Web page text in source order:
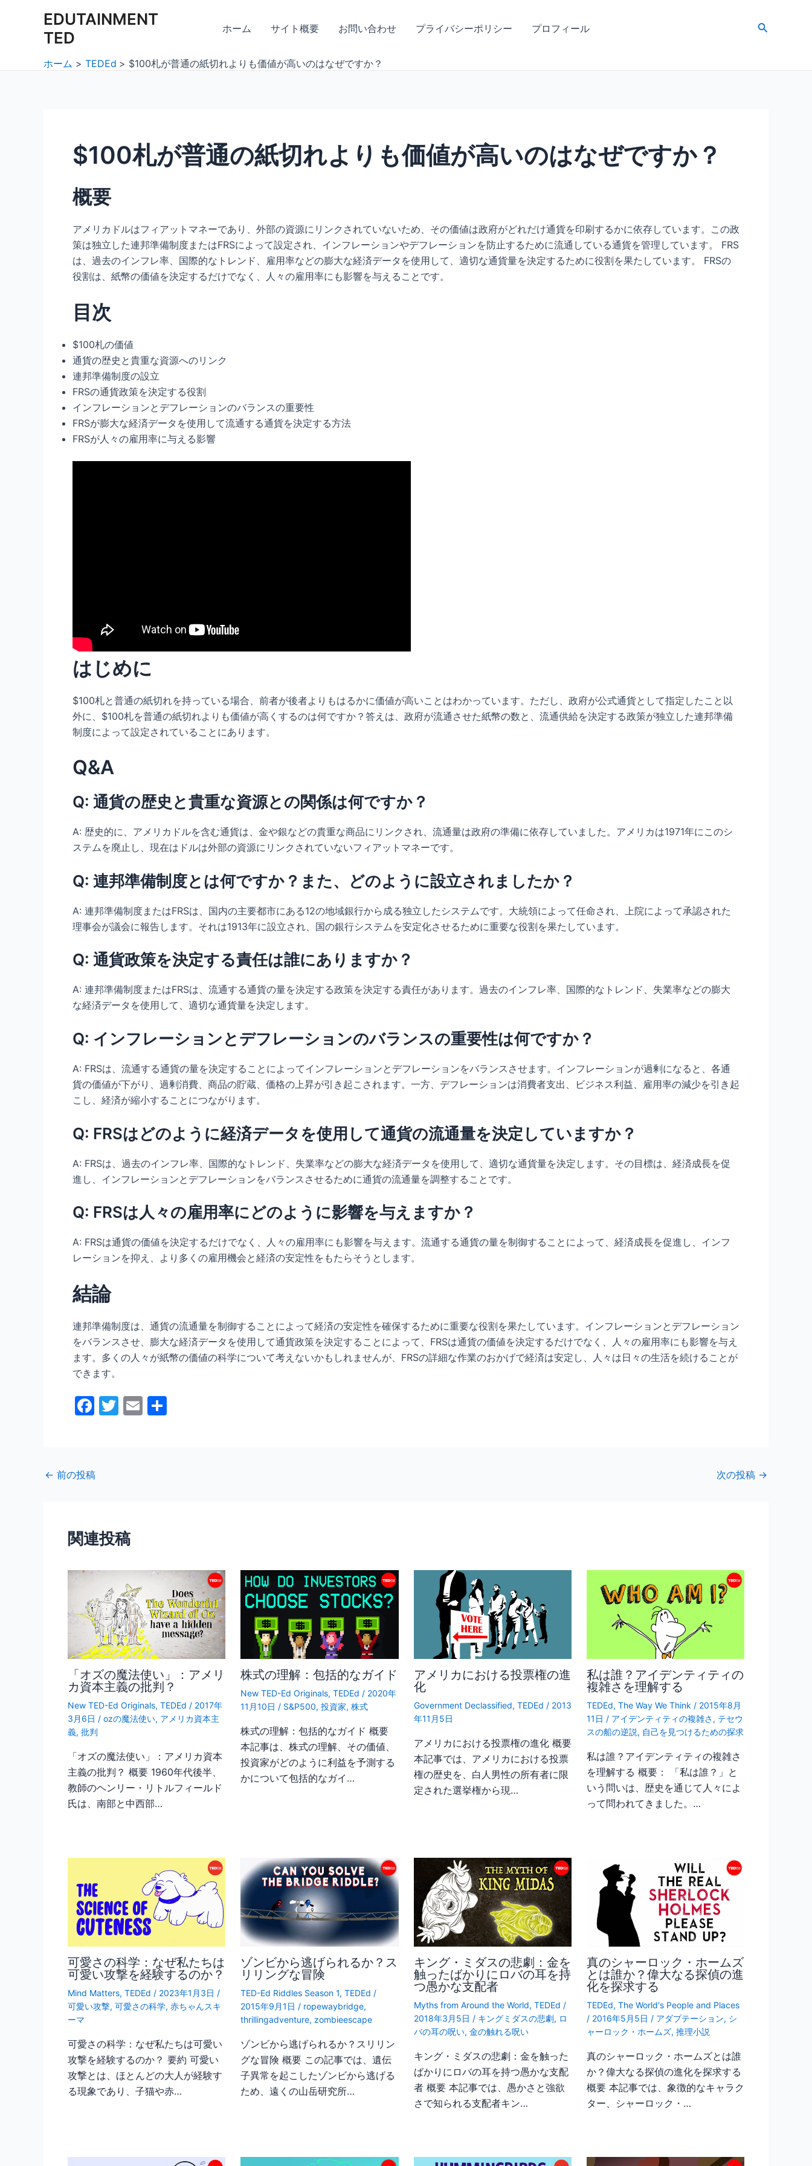
EDUTAINMENT
TED
ホーム サイト概要 お問い合わせ プライバシーポリシー プロフィール
検
ホーム TEDEd $100札が普通の紙切れよりも価値が高いのはなぜですか？
$100札が普通の紙切れよりも価値が高いのはなぜですか？
概要
アメリカドルはフィアットマネーであり、外部の資源にリンクされていないため、その価値は政府がどれだけ通貨を印刷するかに依存しています。この政
策は独立した連邦準備制度またはFRSによって設定され、インフレーションやデフレーションを防止するために流通している通貨を管理しています。 FRS
は、過去のインフレ率、国際的なトレンド、雇用率などの膨大な経済データを使用して、適切な通貨量を決定するために役割を果たしています。 FRSの
役割は、紙幣の価値を決定するだけでなく、人々の雇用率にも影響を与えることです。
目次
$100札の価値
通貨の歴史と貴重な資源へのリンク
連邦準備制度の設立
FRSの通貨政策を決定する役割
インフレーションとデフレーションのバランスの重要性
FRSが膨大な経済データを使用して流通する通貨を決定する方法
FRSが人々の雇用率に与える影響
はじめに
$100札と普通の紙切れを持っている場合、前者が後者よりもはるかに価値が高いことはわかっています。ただし、政府が公式通貨として指定したこと以
外に、$100札を普通の紙切れよりも価値が高くするのは何ですか？答えは、政府が流通させた紙幣の数と、流通供給を決定する政策が独立した連邦準備
制度によって設定されていることにあります。
Q&A
Q: 通貨の歴史と貴重な資源との関係は何ですか？
A: 歴史的に、アメリカドルを含む通貨は、金や銀などの貴重な商品にリンクされ、流通量は政府の準備に依存していました。アメリカは1971年にこのシ
ステムを廃止し、現在はドルは外部の資源にリンクされていないフィアットマネーです。
Q: 連邦準備制度とは何ですか？また、どのように設立されましたか？
A: 連邦準備制度またはFRSは、国内の主要都市にある12の地域銀行から成る独立したシステムです。大統領によって任命され、上院によって承認された
理事会が議会に報告します。それは1913年に設立され、国の銀行システムを安定化させるために重要な役割を果たしています。
Q: 通貨政策を決定する責任は誰にありますか？
A: 連邦準備制度またはFRSは、流通する通貨の量を決定する政策を決定する責任があります。過去のインフレ率、国際的なトレンド、失業率などの膨大
な経済データを使用して、適切な通貨量を決定します。
Q: インフレーションとデフレーションのバランスの重要性は何ですか？
A: FRSは、流通する通貨の量を決定することによってインフレーションとデフレーションをバランスさせます。インフレーションが過剰になると、各通
貨の価値が下がり、過剰消費、商品の貯蔵、価格の上昇が引き起こされます。一方、デフレーションは消費者支出、ビジネス利益、雇用率の減少を引き起
こし、経済が縮小することにつながります。
Q: FRSはどのように経済データを使用して通貨の流通量を決定していますか？
A: FRSは、過去のインフレ率、国際的なトレンド、失業率などの膨大な経済データを使用して、適切な通貨量を決定します。その目標は、経済成長を促
進し、インフレーションとデフレーションをバランスさせるために通貨の流通量を調整することです。
Q: FRSは人々の雇用率にどのように影響を与えますか？
A: FRSは通貨の価値を決定するだけでなく、人々の雇用率にも影響を与えます。流通する通貨の量を制御することによって、経済成長を促進し、インフ
レーションを抑え、より多くの雇用機会と経済の安定性をもたらそうとします。
結論
連邦準備制度は、通貨の流通量を制御することによって経済の安定性を確保するために重要な役割を果たしています。インフレーションとデフレーション
をバランスさせ、膨大な経済データを使用して通貨政策を決定することによって、FRSは通貨の価値を決定するだけでなく、人々の雇用率にも影響を与え
ます。多くの人々が紙幣の価値の科学について考えないかもしれませんが、FRSの詳細な作業のおかげで経済は安定し、人々は日々の生活を続けることが
できます。
F
b
k
T
E
navigation
← 前の投稿 次の投稿 →
関連投稿
「オズの魔法使い」：アメリ
カ資本主義の批判？
New TED-Ed Originals, TEDEd / 2017年
3月6日 / ozの魔法使い, アメリカ資本主
義, 批判
「オズの魔法使い」：アメリカ資本
主義の批判？ 概要 1960年代後半、
教師のヘンリー・リトルフィールド
氏は、南部と中西部…
株式の理解：包括的なガイド
New TED-Ed Originals,TEDEd / 2020年
11月10日 / S&P500,投資家,株式
株式の理解：包括的なガイド 概要
本記事は、株式の理解、その価値、
投資家がどのように利益を予測する
かについて包括的なガイ…
アメリカにおける投票権の進
化
Government Declassified, TEDEd / 2013
年11月5日
アメリカにおける投票権の進化 概要
本記事では、アメリカにおける投票
権の歴史を、白人男性の所有者に限
定された選挙権から現…
私は誰？アイデンティティの
複雑さを理解する
TEDEd, The Way We Think / 2015年8月
11日 / アイデンティティの複雑さ , テセウ
スの船の逆説, 自己を見つけるための探求
私は誰？アイデンティティの複雑さ
を理解する 概要： 「私は誰？」と
いう問いは、歴史を通じて人々によ
って問われてきました。…
可愛さの科学：なぜ私たちは
可愛い攻撃を経験するのか？
Mind Matters, TEDEd / 2023年1月3日 /
可愛い攻撃, 可愛さの科学, 赤ちゃんスキ
ーマ
可愛さの科学：なぜ私たちは可愛い
攻撃を経験するのか？ 要約 可愛い
攻撃とは、ほとんどの大人が経験す
る現象であり、子猫や赤…
ゾンビから逃げられるか？ス
リリングな冒険
TED-Ed Riddles Season 1,TEDEd /
2015年9月1日 / ropewaybridge,
thrillingadventure, zombieescape
ゾンビから逃げられるか？スリリン
グな冒険 概要 この記事では、遺伝
子異常を起こしたゾンビから逃げる
ため、遠くの山岳研究所…
キング・ミダスの悲劇：金を
触ったばかりにロバの耳を持
つ愚かな支配者
Myths from Around the World, TEDEd /
2018年3月5日 / キングミダスの悲劇, ロ
バの耳の呪い, 金の触れる呪い
キング・ミダスの悲劇：金を触った
ばかりにロバの耳を持つ愚かな支配
者 概要 本記事では、愚かさと強欲
さで知られる支配者キン…
真のシャーロック・ホームズ
とは誰か？偉大なる探偵の進
化を探求する
TEDEd, The World's People and Places
/ 2016年5月5日 / アダプテーション, シ
ャーロック・ホームズ, 推理小説
真のシャーロック・ホームズとは誰
か？偉大なる探偵の進化を探求する
概要 本記事では、象徴的なキャラク
ター、シャーロック・…